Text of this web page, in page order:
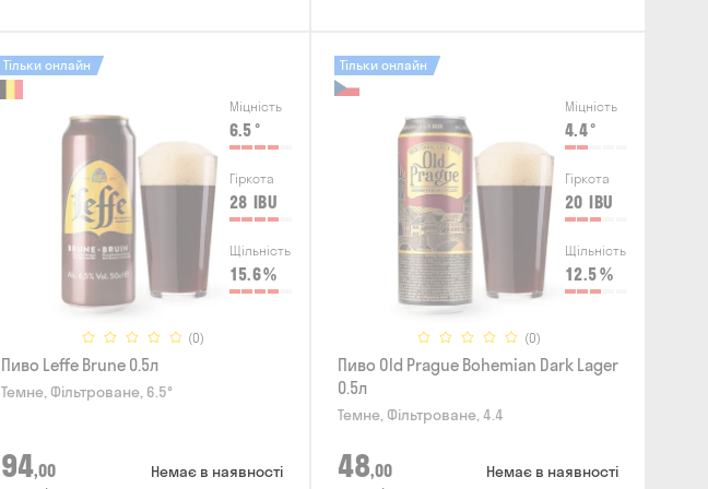
Міцність
6.5 °
Гіркота
28 IBU
Щільність
15.6%
(0)
Тільки онлайн
Пиво Leffe Brune 0.5л
Темне, Фільтроване, 6.5°
94,00 Немає в наявності
Міцність
4.4°
Гіркота
20 IBU
Щільність
12.5%
(0)
Тільки онлайн
Пиво Old Prague Bohemian Dark Lager
0.5л
Темне, Фільтроване, 4.4
48,00 Немає в наявності